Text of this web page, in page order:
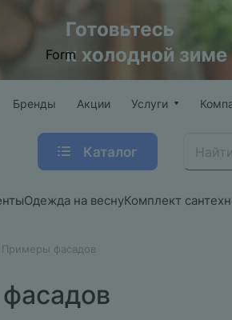
Бренды Акции Услуги
Каталог
Одежда на веснуКомплект
Примеры фасадов
Form